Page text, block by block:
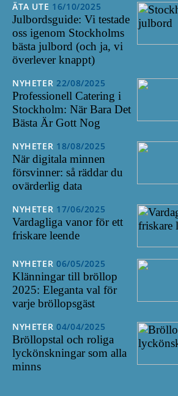
ÄTA UTE 16/10/2025
Julbordsguide: Vi testade
oss igenom Stockholms
bästa julbord (och ja, vi
överlever knappt)
NYHETER 22/08/2025
Professionell Catering i
Stockholm: När Bara Det
Bästa Är Gott Nog
NYHETER 18/08/2025
När digitala minnen
försvinner: så räddar du
ovärderlig data
NYHETER 17/06/2025
Vardagliga vanor för ett
friskare leende
NYHETER 06/05/2025
Klänningar till bröllop
2025: Eleganta val för
varje bröllopsgäst
NYHETER 04/04/2025
Bröllopstal och roliga
lyckönskningar som alla
minns